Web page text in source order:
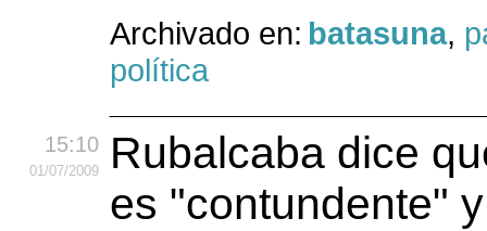
Archivado en: batasuna,
política
15:10
01/07/2009
Rubalcaba dice
es "contundente"